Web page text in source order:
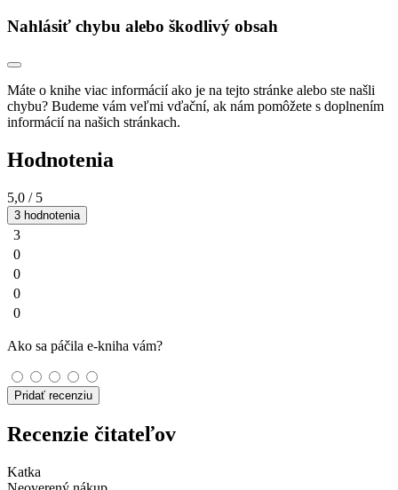
Nahlásiť chybu alebo škodlivý obsah
Máte o knihe viac informácií ako je na tejto stránke alebo ste našli
chybu? Budeme vám veľmi vďační, ak nám pomôžete s doplnením
informácií na našich stránkach.
Hodnotenia
5,0 / 5
3 hodnotenia
3
0
0
0
0
Ako sa páčila e-kniha vám?
Pridať recenziu
Recenzie čitateľov
Katka